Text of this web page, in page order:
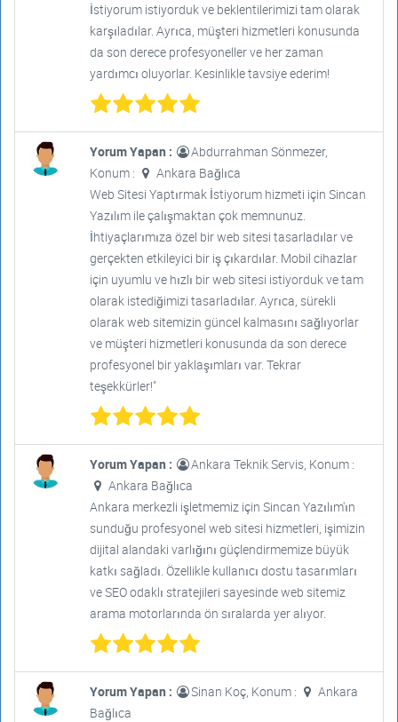
İstiyorum istiyorduk ve beklentilerimizi tam olarak
karşıladılar. Ayrıca, müşteri hizmetleri konusunda
da son derece profesyoneller ve her zaman
yardımcı oluyorlar. Kesinlikle tavsiye ederim!
Yorum Yapan :
Abdurrahman Sönmezer,
Konum :
Ankara Bağlıca
Web Sitesi Yaptırmak İstiyorum hizmeti için Sincan
Yazılım ile çalışmaktan çok memnunuz.
İhtiyaçlarımıza özel bir web sitesi tasarladılar ve
gerçekten etkileyici bir iş çıkardılar. Mobil cihazlar
için uyumlu ve hızlı bir web sitesi istiyorduk ve tam
olarak istediğimizi tasarladılar. Ayrıca, sürekli
olarak web sitemizin güncel kalmasını sağlıyorlar
ve müşteri hizmetleri konusunda da son derece
profesyonel bir yaklaşımları var. Tekrar
teşekkürler!"
Yorum Yapan :
Ankara Teknik Servis, Konum :
Ankara Bağlıca
Ankara merkezli işletmemiz için Sincan Yazılım'ın
sunduğu profesyonel web sitesi hizmetleri, işimizin
dijital alandaki varlığını güçlendirmemize büyük
katkı sağladı. Özellikle kullanıcı dostu tasarımları
ve SEO odaklı stratejileri sayesinde web sitemiz
arama motorlarında ön sıralarda yer alıyor.
Yorum Yapan : Sinan Koç, Konum :
Ankara
Bağlıca